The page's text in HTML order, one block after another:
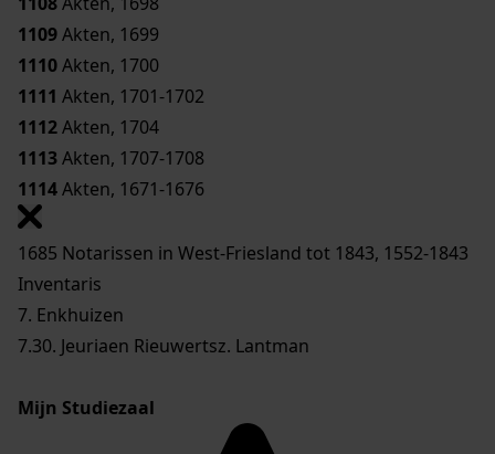
1109Akten, 1699
1110Akten, 1700
1111 Akten, 1701-1702
1112Akten, 1704
1113Akten, 1707-1708
1114Akten, 1671-1676
1685 Notarissen in West-Friesland tot 1843, 1552-1843
Inventaris
7. Enkhuizen
7.30. Jeuriaen Rieuwertsz. Lantman
Mijn Studiezaal